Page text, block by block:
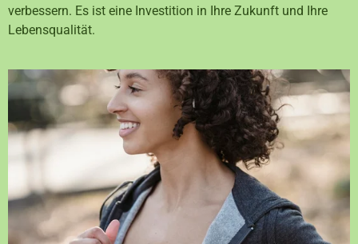
verbessern. Es ist eine Investition in Ihre Zukunft und Ihre
Lebensqualität.